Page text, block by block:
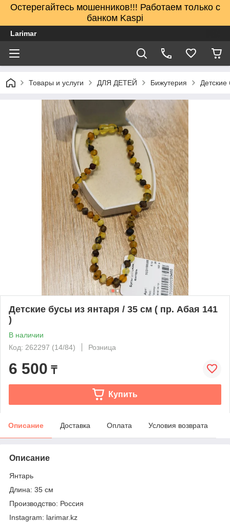
Остерегайтесь мошенников!!! Работаем только с
банком Kaspi
Larimar
Товары и услуги ДЛЯ ДЕТЕЙ Бижутерия
Детские бусы из янтаря / 35 см ( пр. Абая 141
)
В наличии
Код: 262297 (14/84)
Розница
6 500 ₸
Купить
Описание Доставка Оплата Условия возврата
Описание
Янтарь
Длина: 35 см
Производство: Россия
Instagram: larimar.kz